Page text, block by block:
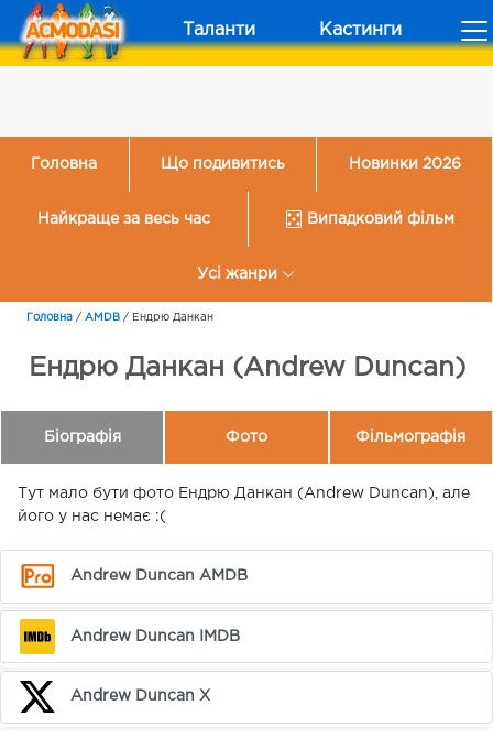
Таланти Кастинги
Головна Що подивитись Новинки 2026
Найкраще за весь час Випадковий фільм
Усі жанри
Головна / AMDB / Ендрю Данкан
Ендрю Данкан (Andrew Duncan)
Біографія Фото Фільмографія
Тут мало бути фото Ендрю Данкан (Andrew Duncan), але
його у нас немає :(
Andrew Duncan AMDB
Andrew Duncan IMDB
Andrew Duncan X